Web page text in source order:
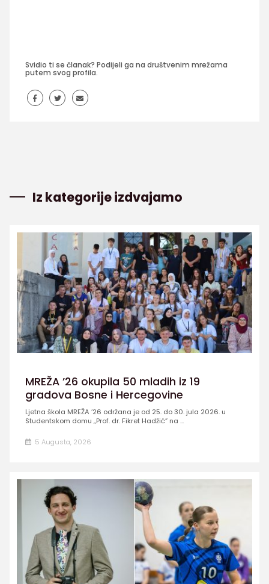
Svidio ti se članak? Podijeli ga na društvenim mrežama
putem svog profila.
Iz kategorije izdvajamo
MREŽA ’26 okupila 50 mladih iz 19
gradova Bosne i Hercegovine
Ljetna škola MREŽA ’26 održana je od 25. do 30. jula 2026. u
Studentskom domu „Prof. dr. Fikret Hadžić” na ...
5 Augusta, 2026